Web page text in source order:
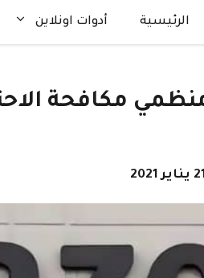
الرئيسية أدوات اونلاين
مكافحة